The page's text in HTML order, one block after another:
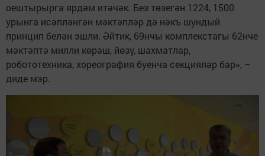
оештырырга ярдәм итәчәк. Без төзегән 1224, 1500
урынга исәпләнгән мәктәпләр дә нәкъ шундый
принцип белән эшли. Әйтик, 69нчы комплекстагы 62нче
мәктәптә милли көрәш, йөзү, шахматлар,
робототехника, хореография буенча секцияләр бар», –
диде мэр.